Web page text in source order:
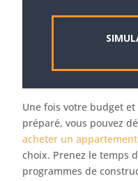
Une fois votre budget
préparé, vous pouvez
acheter un
choix. Prenez le temps
programmes de